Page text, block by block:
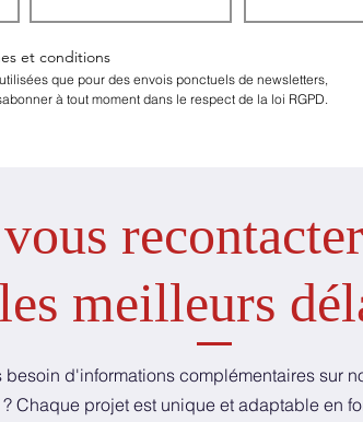
et conditions
que pour des envois ponctuels de newsletters,
à tout moment dans le respect de la loi RGPD.
les meilleurs
besoin d'informations complémentaires sur
Chaque projet est unique et adaptable en